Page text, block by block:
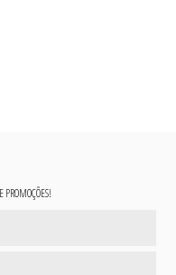
PROMOÇÕES!